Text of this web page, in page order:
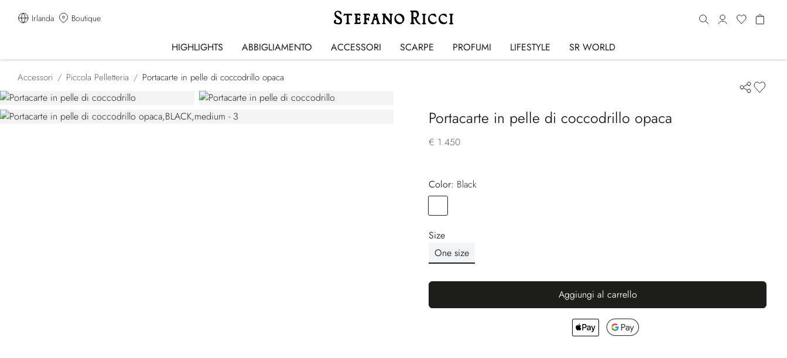
Irlanda Boutique
HIGHLIGHTS ABBIGLIAMENTO ACCESSORI SCARPE PROFUMI LIFESTYLE SR WORLD
Accessori Piccola Pelletteria Portacarte in pelle di coccodrillo opaca
Portacarte in pelle di coccodrillo opaca
€ 1.450
Color:
black
Size
One size
Aggiungi al carrello